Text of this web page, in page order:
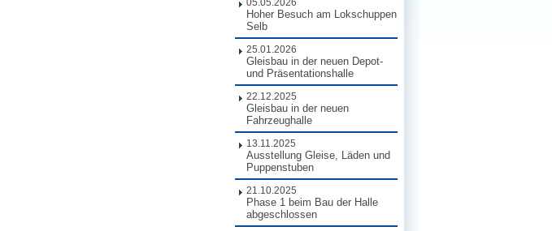
05.05.2026
Hoher Besuch am Lokschuppen
Selb
25.01.2026
Gleisbau in der neuen Depot-
und Präsentationshalle
22.12.2025
Gleisbau in der neuen
Fahrzeughalle
13.11.2025
Ausstellung Gleise, Läden und
Puppenstuben
21.10.2025
Phase 1 beim Bau der Halle
abgeschlossen